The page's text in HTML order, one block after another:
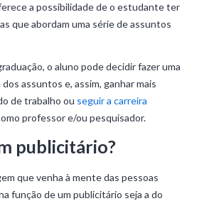
a possibilidade de o estudante ter
que abordam uma série de assuntos
o aluno pode decidir fazer uma
assuntos e, assim, ganhar mais
de trabalho ou seguir a carreira
professor e/ou pesquisador.
publicitário?
que venha à mente das pessoas
função de um publicitário seja a do